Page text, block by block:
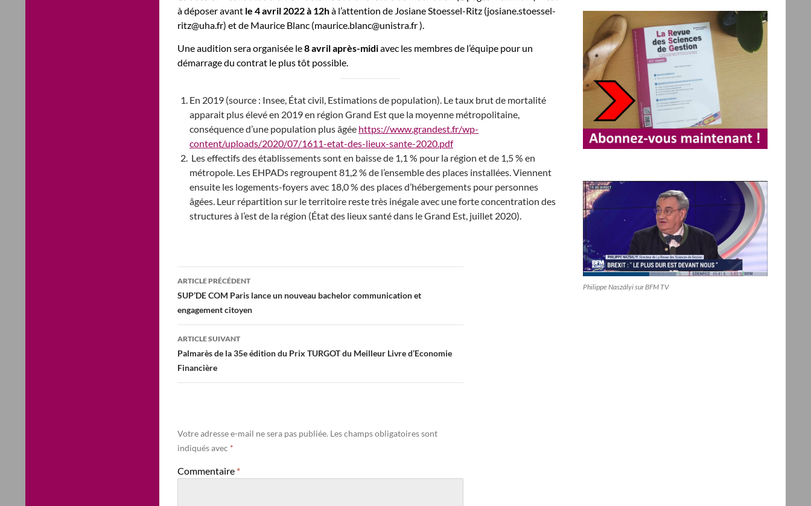
à déposer avant le 4 avril 2022 à 12hà l’attention de Josiane Stoessel-Ritz (josiane.stoessel-
ritz@uha.fr) et de Maurice Blanc (maurice.blanc@unistra.fr ).
Une audition sera organisée le8 avril après-midiavec les membres de l’équipe pour un
démarrage du contrat le plus tôt possible.
En 2019 (source : Insee, État civil, Estimations de population). Le taux brut de mortalité
apparait plus élevé en 2019 en région Grand Est que la moyenne métropolitaine,
conséquence d’une population plus âgée https://www.grandest.fr/wp-
content/uploads/2020/07/1611-etat-des-lieux-sante-2020.pdf
Les effectifs des établissements sont en baisse de 1,1 % pour la région et de 1,5 % en
métropole. Les EHPADs regroupent 81,2 % de l’ensemble des places installées. Viennent
ensuite les logements-foyers avec 18,0 % des places d’hébergements pour personnes
âgées. Leur répartition sur le territoire reste très inégale avec une forte concentration des
structures à l’est de la région (État des lieux santé dans le Grand Est, juillet 2020).
Navigation
des
articles
ARTICLE PRÉCÉDENT
SUP’DE COM Paris lance un nouveau bachelor communication et
engagement citoyen
ARTICLE SUIVANT
Palmarès de la 35e édition du Prix TURGOT du Meilleur Livre d’Economie
Financière
Votre adresse e-mail ne sera pas publiée. Les champs obligatoires sont
indiqués avec *
Commentaire *
Philippe Naszályi sur BFM TV